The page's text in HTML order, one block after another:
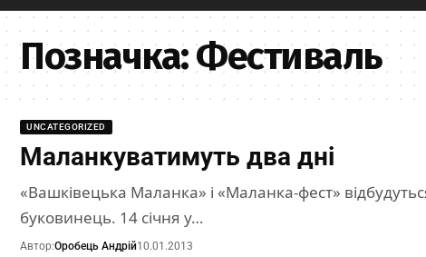
Позначка:Фестиваль
UNCATEGORIZED
Маланкуватимуть два дні
«Вашківецька Маланка» і «Маланка-фест»
буковинець. 14 січня у…
Автор:Оробець Андрій10.01.2013